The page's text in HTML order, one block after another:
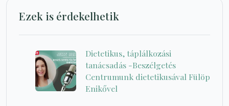
Ezek is érdekelhetik
Dietetikus, táplálkozási
tanácsadás -Beszélgetés
Centrumunk dietetikusával Fülöp
Enikővel